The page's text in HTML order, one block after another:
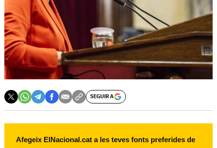
SEGUIR A
Afegeix ElNacional.cat a les teves fonts preferides de